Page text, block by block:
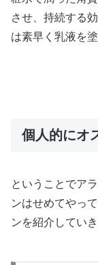
させ、持続する
は素早く乳液を
個人的にオ
ということでア
ンはせめてやっ
ンを紹介してい